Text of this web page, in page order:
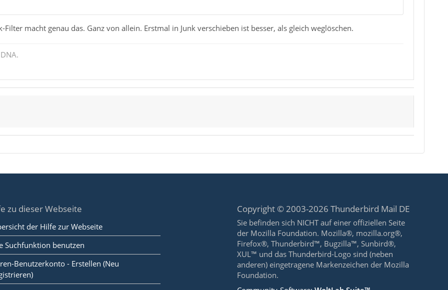
Filter macht genau das. Ganz von allein. Erstmal in Junk verschieben ist besser, als gleich weglöschen.
zu dieser Webseite
der Hilfe zur Webseite
Suchfunktion benutzen
Benutzerkonto - Erstellen (Neu
Copyright © 2003-2026 Thunderbird Mail DE
Sie befinden sich NICHT auf einer offiziellen Seite
der Mozilla Foundation. Mozilla®, mozilla.org®,
Firefox®, Thunderbird™, Bugzilla™, Sunbird®,
XUL™ und das Thunderbird-Logo sind (neben
anderen) eingetragene Markenzeichen der Mozilla
Foundation.